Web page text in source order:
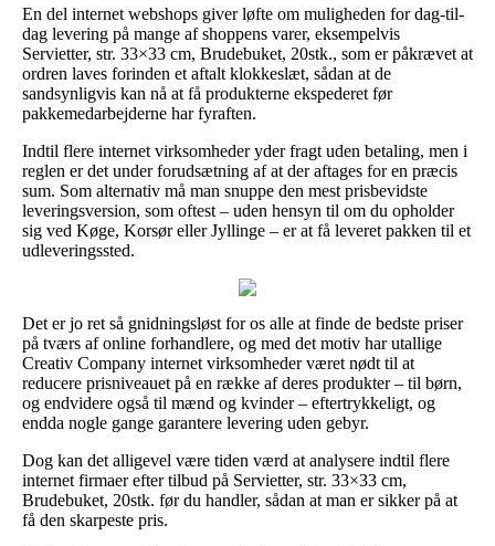
En del internet webshops giver løfte om muligheden for dag-til-
dag levering på mange af shoppens varer, eksempelvis
Servietter, str. 33×33 cm, Brudebuket, 20stk., som er påkrævet at
ordren laves forinden et aftalt klokkeslæt, sådan at de
sandsynligvis kan nå at få produkterne ekspederet før
pakkemedarbejderne har fyraften.
Indtil flere internet virksomheder yder fragt uden betaling, men i
reglen er det under forudsætning af at der aftages for en præcis
sum. Som alternativ må man snuppe den mest prisbevidste
leveringsversion, som oftest – uden hensyn til om du opholder
sig ved Køge, Korsør eller Jyllinge – er at få leveret pakken til et
udleveringssted.
Det er jo ret så gnidningsløst for os alle at finde de bedste priser
på tværs af online forhandlere, og med det motiv har utallige
Creativ Company internet virksomheder været nødt til at
reducere prisniveauet på en række af deres produkter – til børn,
og endvidere også til mænd og kvinder – eftertrykkeligt, og
endda nogle gange garantere levering uden gebyr.
Dog kan det alligevel være tiden værd at analysere indtil flere
internet firmaer efter tilbud på Servietter, str. 33×33 cm,
Brudebuket, 20stk. før du handler, sådan at man er sikker på at
få den skarpeste pris.